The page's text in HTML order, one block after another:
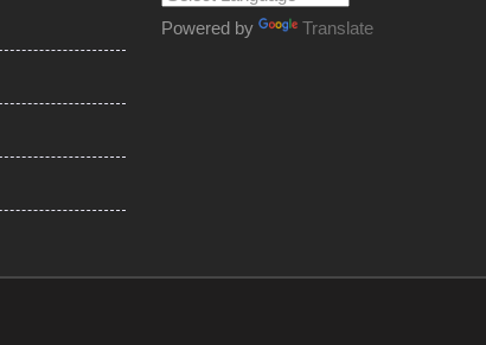
Powered by Translate